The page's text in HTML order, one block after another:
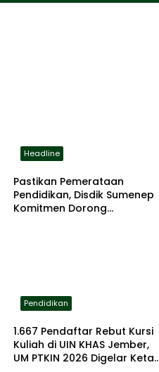
Headline
Pastikan Pemerataan
Pendidikan, Disdik Sumenep
Komitmen Dorong
Pendidikan
1.667 Pendaftar Rebut Kursi
Kuliah di UIN KHAS Jember,
UM PTKIN 2026 Digelar Ketat